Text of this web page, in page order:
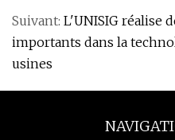
Suivant: L'UNISIG réalise
importants dans la
usines